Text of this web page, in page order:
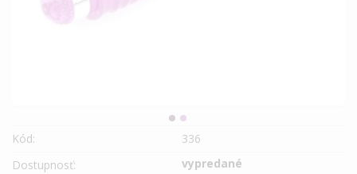
Kód:
336
Dostupnosť:
vypredané